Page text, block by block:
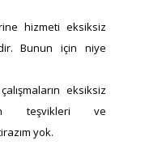
hizmeti eksiksiz
Bunun için niye
eksiksiz
teşvikleri ve
yok.